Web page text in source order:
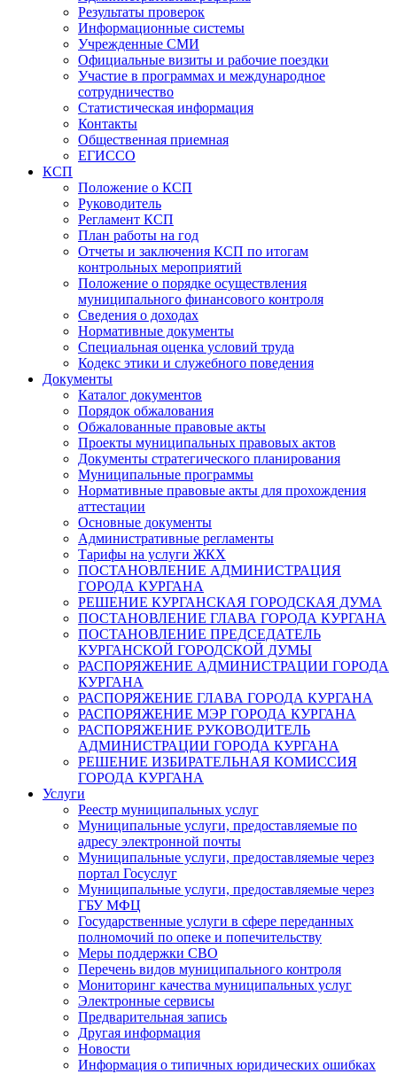
Результаты проверок
Информационные системы
Учрежденные СМИ
Официальные визиты и рабочие поездки
Участие в программах и международное
сотрудничество
Статистическая информация
Контакты
Общественная приемная
ЕГИССО
КСП
Положение о КСП
Руководитель
Регламент КСП
План работы на год
Отчеты и заключения КСП по итогам
контрольных мероприятий
Положение о порядке осуществления
муниципального финансового контроля
Сведения о доходах
Нормативные документы
Специальная оценка условий труда
Кодекс этики и служебного поведения
Документы
Каталог документов
Порядок обжалования
Обжалованные правовые акты
Проекты муниципальных правовых актов
Документы стратегического планирования
Муниципальные программы
Нормативные правовые акты для прохождения
аттестации
Основные документы
Административные регламенты
Тарифы на услуги ЖКХ
ПОСТАНОВЛЕНИЕ АДМИНИСТРАЦИЯ
ГОРОДА КУРГАНА
РЕШЕНИЕ КУРГАНСКАЯ ГОРОДСКАЯ ДУМА
ПОСТАНОВЛЕНИЕ ГЛАВА ГОРОДА КУРГАНА
ПОСТАНОВЛЕНИЕ ПРЕДСЕДАТЕЛЬ
КУРГАНСКОЙ ГОРОДСКОЙ ДУМЫ
РАСПОРЯЖЕНИЕ АДМИНИСТРАЦИИ ГОРОДА
КУРГАНА
РАСПОРЯЖЕНИЕ ГЛАВА ГОРОДА КУРГАНА
РАСПОРЯЖЕНИЕ МЭР ГОРОДА КУРГАНА
РАСПОРЯЖЕНИЕ РУКОВОДИТЕЛЬ
АДМИНИСТРАЦИИ ГОРОДА КУРГАНА
РЕШЕНИЕ ИЗБИРАТЕЛЬНАЯ КОМИССИЯ
ГОРОДА КУРГАНА
Услуги
Реестр муниципальных услуг
Муниципальные услуги, предоставляемые по
адресу электронной почты
Муниципальные услуги, предоставляемые через
портал Госуслуг
Муниципальные услуги, предоставляемые через
ГБУ МФЦ
Государственные услуги в сфере переданных
полномочий по опеке и попечительству
Меры поддержки СВО
Перечень видов муниципального контроля
Мониторинг качества муниципальных услуг
Электронные сервисы
Предварительная запись
Другая информация
Новости
Информация о типичных юридических ошибках